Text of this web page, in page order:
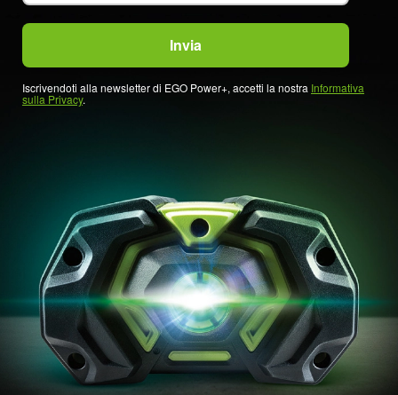
Iscrivendoti alla newsletter di EGO Power+, accetti la nostra Informativa
sulla Privacy.